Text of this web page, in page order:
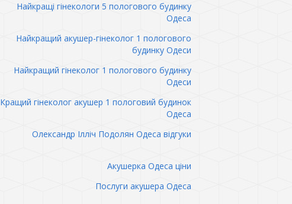
Найкращі гінекологи 5 пологового будинку
Одеса
Найкращий акушер-гінеколог 1 пологового
будинку Одеси
Найкращий гінеколог 1 пологового будинку
Одеси
Кращий гінеколог акушер 1 пологовий будинок
Одеса
Олександр Ілліч Подолян Одеса відгуки
Акушерка Одеса ціни
Послуги акушера Одеса